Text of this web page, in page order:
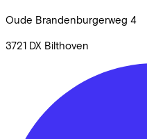
Oude Brandenburgerweg 4
3721 DX Bilthoven